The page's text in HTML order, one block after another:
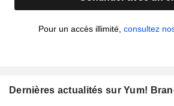
Pour un accès illimité, consultez
Dernières actualités sur Yum!